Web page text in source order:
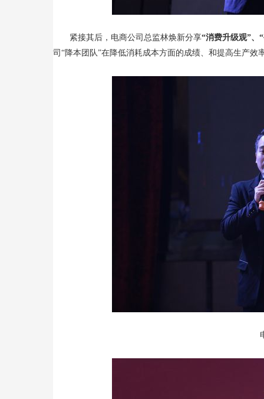
紧接其后，电商公司总监林焕新分享“消费升级观”、“
司“降本团队”在降低消耗成本方面的成绩、和提高生产